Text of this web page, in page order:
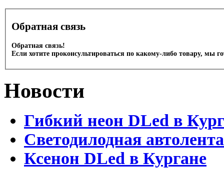
Обратная связь
Обратная связь!
Если хотите проконсультироваться по какому-либо товару, мы
Новости
Гибкий неон DLed в
Светодилодная
Ксенон DLed в Кургане